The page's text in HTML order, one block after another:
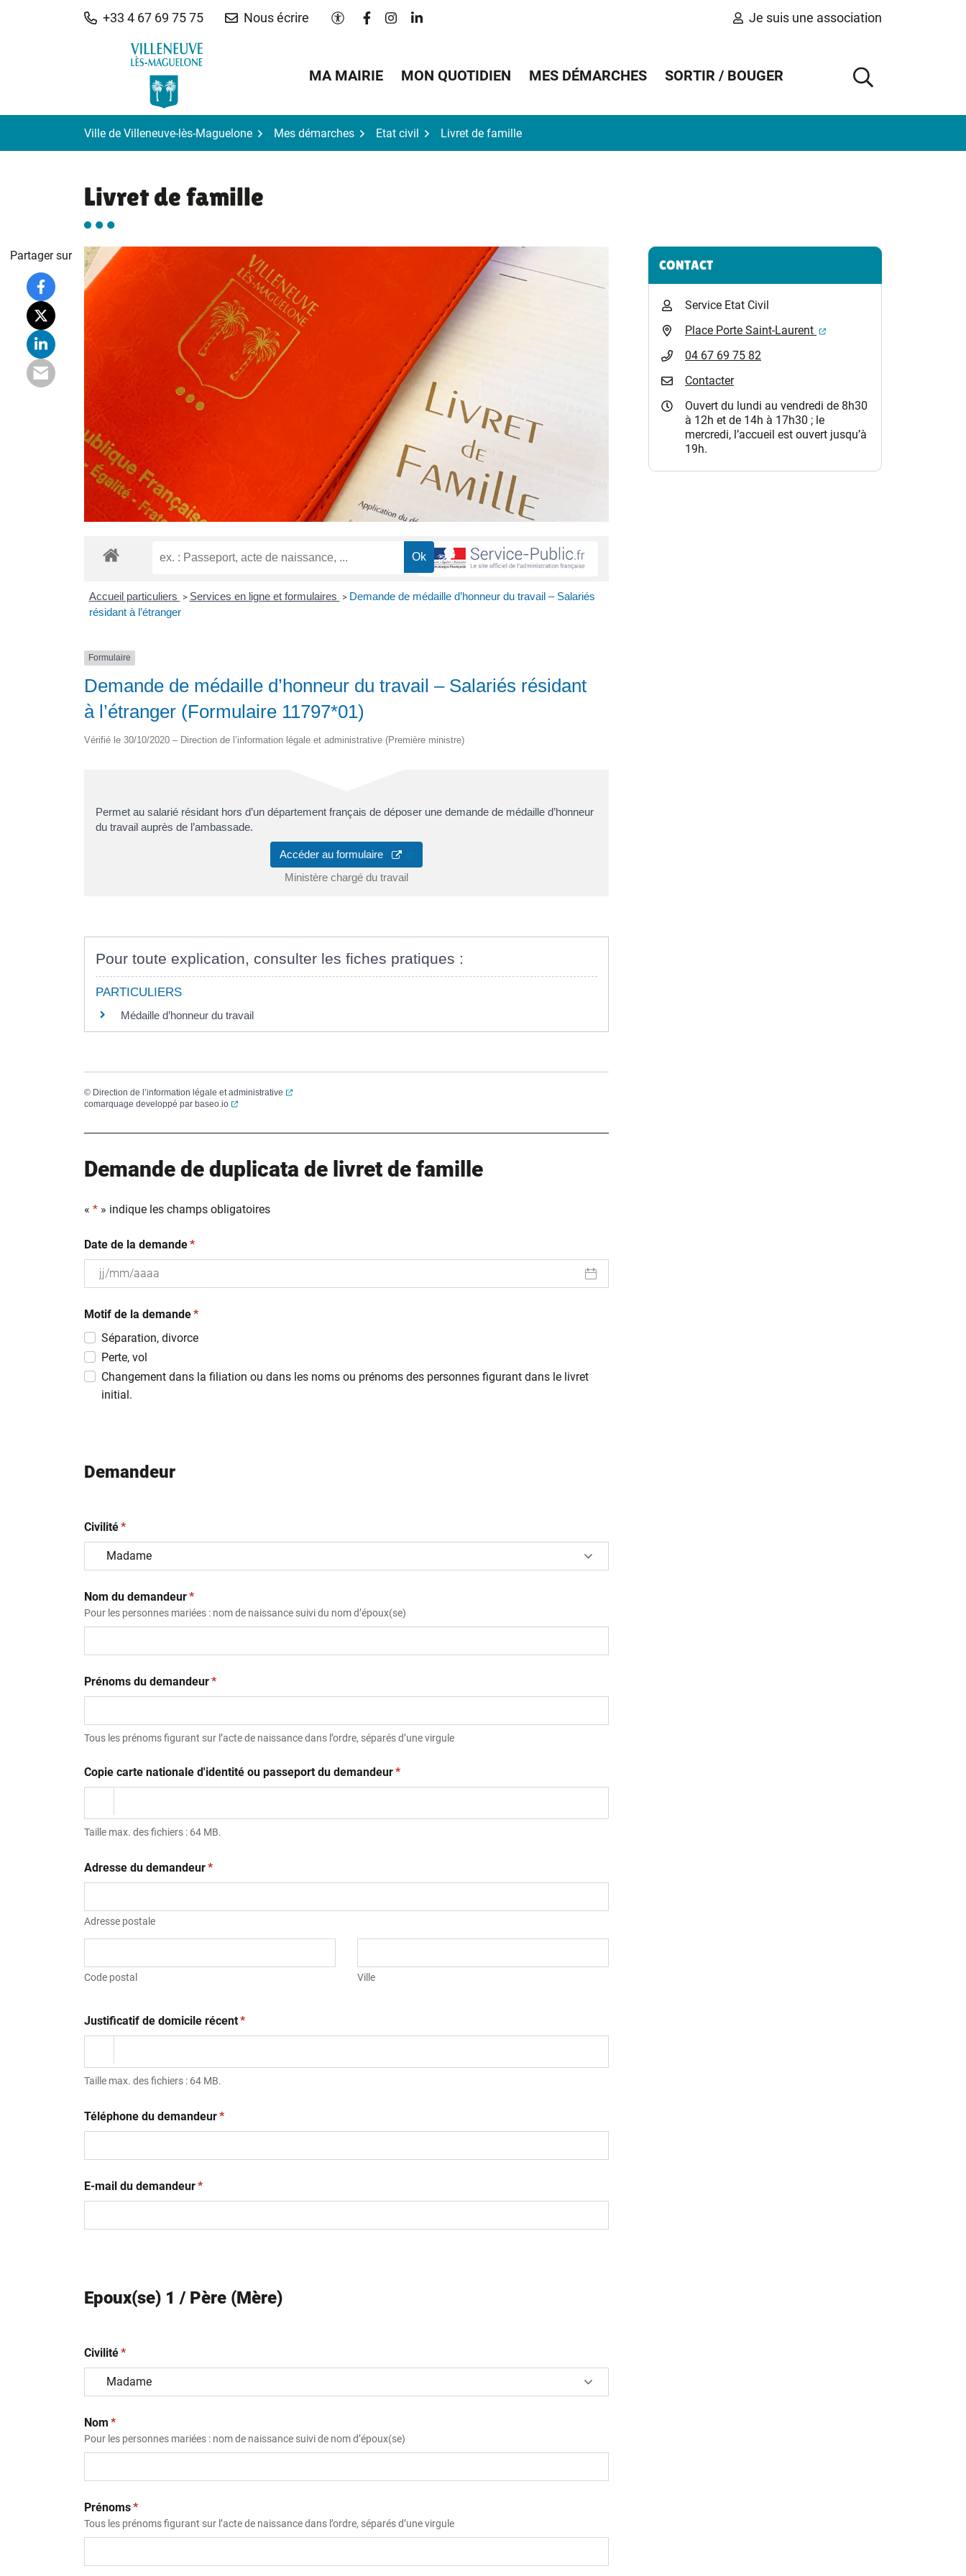
+33 4 67 69 75 75 Nous écrire Paramètres d'accessibilité
Lien vers le compte Facebook
Lien vers le compte Instagram
Lien vers le compte Linkedin Je suis une association
MA MAIRIE MON QUOTIDIEN MES DÉMARCHES SORTIR / BOUGER
AFFICHER
Ville de Villeneuve-lès-Maguelone Mes démarches Etat civil Livret de famille
Livret de famille
Accueil particuliers > Services en ligne et formulaires > Demande de médaille d’honneur du travail – Salariés
résidant à l’étranger
Formulaire
Demande de médaille d’honneur du travail – Salariés résidant
à l’étranger (Formulaire 11797*01)
Vérifié le 30/10/2020 – Direction de l’information légale et administrative (Première ministre)
Permet au salarié résidant hors d’un département français de déposer une demande de médaille d’honneur
du travail auprès de l’ambassade.
Accéder au formulaire
(ouverture dans un nouvel onglet)
Ministère chargé du travail
Pour toute explication, consulter les fiches pratiques :
PARTICULIERS
Médaille d’honneur du travail
© Direction de l’information légale et administrative
(ouverture dans un nouvel onglet)
comarquage developpé par baseo.io (ouverture dans un nouvel onglet)
Demande de duplicata de livret de famille
« * » indique les champs obligatoires
Date de la demande(obligatoire)
*
slash
MM
slash
AAAA
Motif de la demande(obligatoire)
*
Séparation, divorce
Perte, vol
Changement dans la filiation ou dans les noms ou prénoms des personnes figurant dans le livret
initial.
Demandeur
Civilité(obligatoire)
*
Nom du demandeur(obligatoire)
*
Pour les personnes mariées : nom de naissance suivi du nom d’époux(se)
Prénoms du demandeur(obligatoire)
*
Tous les prénoms figurant sur l’acte de naissance dans l’ordre, séparés d’une virgule
Copie carte nationale d'identité ou passeport du demandeur(obligatoire)
*
Taille max. des fichiers : 64 MB.
Adresse du demandeur(obligatoire)
*
Adresse postale
Code postal Ville
Justificatif de domicile récent(obligatoire)
*
Taille max. des fichiers : 64 MB.
Téléphone du demandeur(obligatoire)
*
E-mail du demandeur(obligatoire)
*
Epoux(se) 1 / Père (Mère)
Civilité(obligatoire)
*
Nom (obligatoire)
*
Pour les personnes mariées : nom de naissance suivi de nom d’époux(se)
Prénoms(obligatoire)
*
Tous les prénoms figurant sur l’acte de naissance dans l’ordre, séparés d’une virgule
Partager sur Informations complémentaires
CONTACT
Service Etat Civil
Place Porte Saint-Laurent
(ouverture dans un nouvel
04 67 69 75 82
Contacter
Ouvert du lundi au vendredi de 8h30
à 12h et de 14h à 17h30 ; le
mercredi, l’accueil est ouvert jusqu’à
19h.